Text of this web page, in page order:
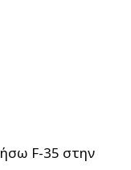
F-35 στην